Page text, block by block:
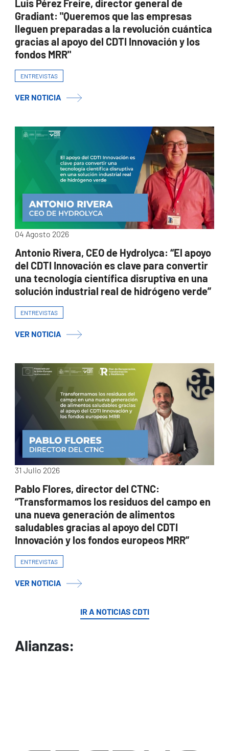
Luis Pérez Freire, director general de
Gradiant: "Queremos que las empresas
lleguen preparadas a la revolución cuántica
gracias al apoyo del CDTI Innovación y los
fondos MRR"
ENTREVISTAS
VER NOTICIA
04 Agosto 2026
Antonio Rivera, CEO de Hydrolyca: “El apoyo
del CDTI Innovación es clave para convertir
una tecnología científica disruptiva en una
solución industrial real de hidrógeno verde”
ENTREVISTAS
VER NOTICIA
31 Julio 2026
Pablo Flores, director del CTNC:
“Transformamos los residuos del campo en
una nueva generación de alimentos
saludables gracias al apoyo del CDTI
Innovación y los fondos europeos MRR”
ENTREVISTAS
VER NOTICIA
IR A NOTICIAS CDTI
Alianzas: